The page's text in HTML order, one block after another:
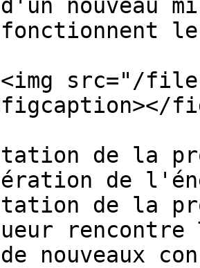
nouveau
fonctionnent
src="/files/
de la
de
de la
rencontre
nouveaux